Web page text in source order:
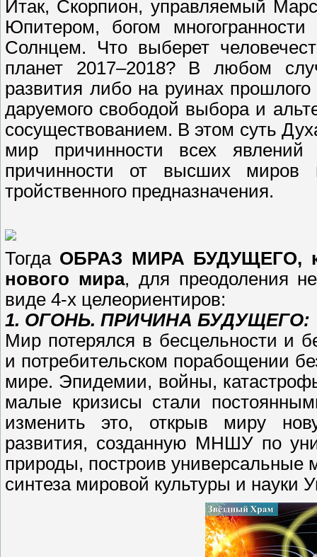
Итак, Скорпион, управляемый
Юпитером, богом
Солнцем. Что выберет
планет 2017–2018? В любом
развития либо на руинах
даруемого свободой выбора и
сосуществованием. В этом суть
мир причинности всех
причинности от высших миров
тройственного предназначения.
ТогдаОБРАЗ МИРА БУДУЩЕГО,
нового мира, для преодоления
виде 4-х целеориентиров:
1. ОГОНЬ. ПРИЧИНА БУДУЩЕГО:
Мир потерялся в бесцельности и
и потребительском порабощении
мире. Эпидемии, войны,
малые кризисы стали
изменить это, открыв миру
развития, созданную МНШУ по
природы, построив универсальные
синтеза мировой культуры и науки